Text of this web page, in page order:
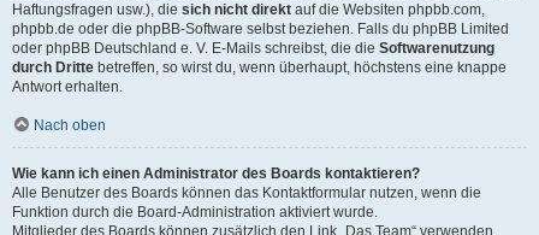
Haftungsfragen usw.), die sich nicht direkt auf die Websiten phpbb.com,
phpbb.de oder die phpBB-Software selbst beziehen. Falls du phpBB Limited
oder phpBB Deutschland e. V. E-Mails schreibst, die die Softwarenutzung
durch Dritte betreffen, so wirst du, wenn überhaupt, höchstens eine knappe
Antwort erhalten.
Nach oben
Wie kann ich einen Administrator des Boards kontaktieren?
Alle Benutzer des Boards können das Kontaktformular nutzen, wenn die
Funktion durch die Board-Administration aktiviert wurde.
Mitglieder des Boards können zusätzlich den Link „Das Team“ verwenden.